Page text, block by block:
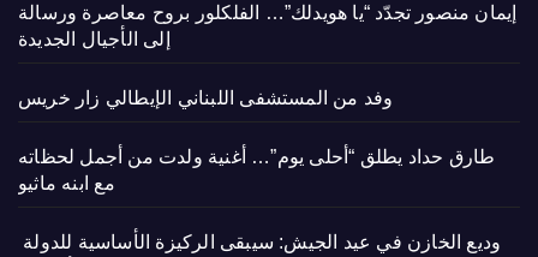
إيمان منصور تجدّد “يا هويدلك”… الفلكلور بروح معاصرة ورسالة
إلى الأجيال الجديدة
وفد من المستشفى اللبناني الإيطالي زار خريس
طارق حداد يطلق “أحلى يوم”… أغنية ولدت من أجمل لحظاته
مع ابنه ماثيو